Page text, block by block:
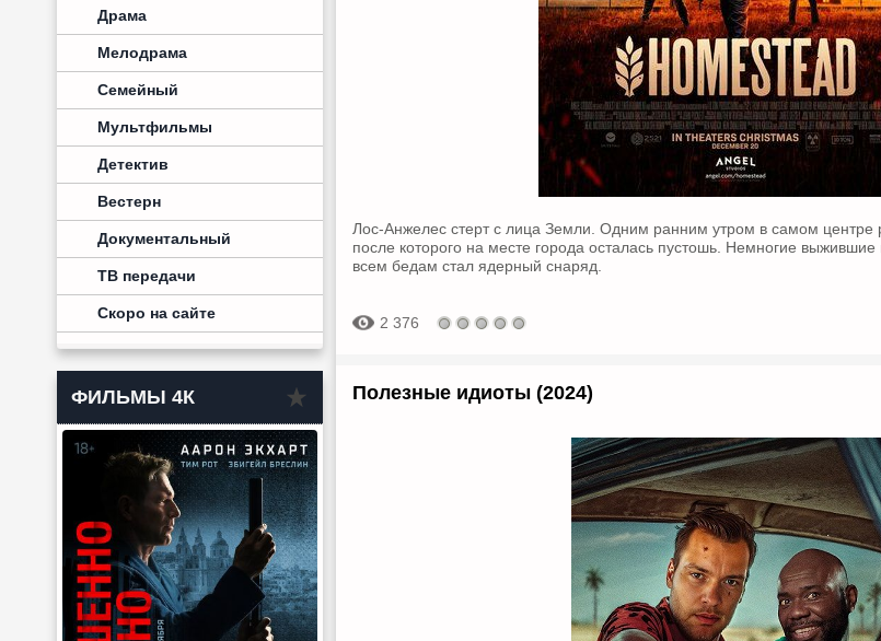
Драма
Мелодрама
Семейный
Мультфильмы
Детектив
Вестерн
Документальный
ТВ передачи
Скоро на сайте
ФИЛЬМЫ 4К
Лос-Анжелес стерт с лица Земли. Одним ранним утром в самом центре
после которого на месте города осталась пустошь. Немногие выжившие
всем бедам стал ядерный снаряд.
2 376
Полезные идиоты (2024)